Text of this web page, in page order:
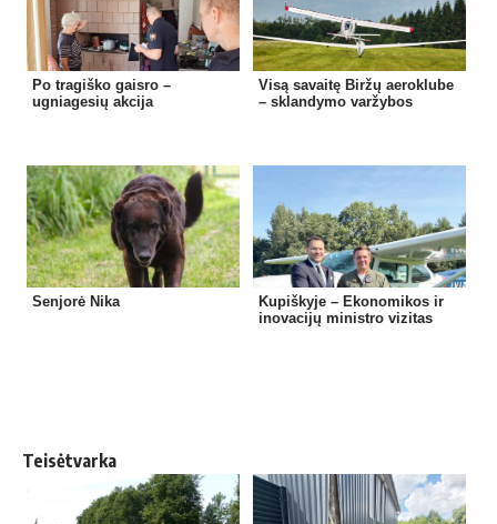
Po tragiško gaisro –
ugniagesių akcija
Visą savaitę Biržų aeroklube
– sklandymo varžybos
Senjorė Nika
Kupiškyje – Ekonomikos ir
inovacijų ministro vizitas
Teisėtvarka